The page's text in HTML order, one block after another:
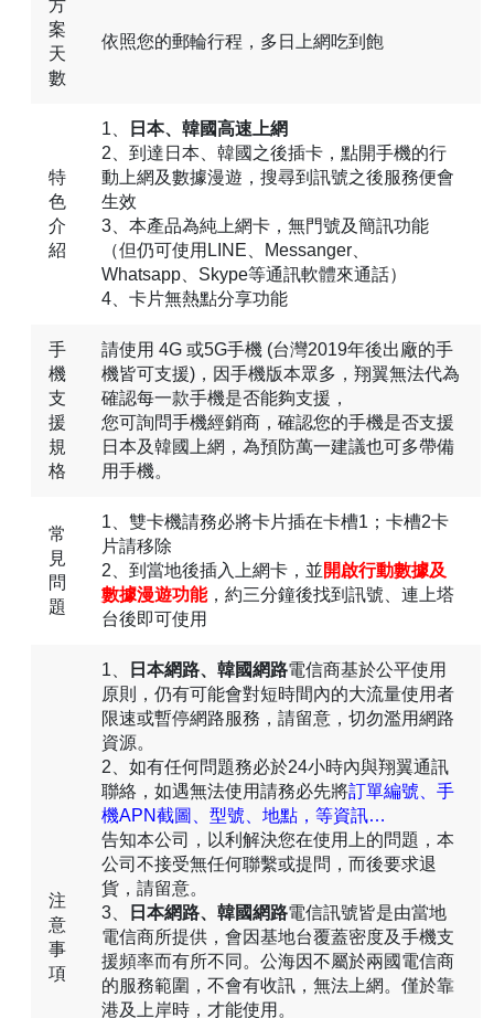
方
案
天
數
依照您的郵輪行程，多日上網吃到飽
特
色
介
紹
1、
日本、韓國高速上網
2、到達日本、韓國之後插卡，點開手機的行
動上網及數據漫遊，搜尋到訊號之後服務便會
生效
3、本產品為純上網卡，無門號及簡訊功能
（但仍可使用LINE、Messanger、
Whatsapp、Skype等通訊軟體來通話）
4、卡片無熱點分享功能
手
機
支
援
規
格
請使用 4G 或5G手機 (台灣2019年後出廠的手
機皆可支援)，因手機版本眾多，翔翼無法代為
確認每一款手機是否能夠支援，
您可詢問手機經銷商，確認您的手機是否支援
日本及韓國上網，為預防萬一建議也可多帶備
用手機。
常
見
問
題
1、雙卡機請務必將卡片插在卡槽1；卡槽2卡
片請移除
2、到當地後插入上網卡，並開啟行動數據及
數據漫遊功能，約三分鐘後找到訊號、連上塔
台後即可使用
注
意
事
項
1、 日本網路、韓國網路電信商基於公平使用
原則，仍有可能會對短時間內的大流量使用者
限速或暫停網路服務，請留意，切勿濫用網路
資源。
2、如有任何問題務必於24小時內與翔翼通訊
聯絡，如遇無法使用請務必先將訂單編號、手
機APN截圖、型號、地點，等資訊…
告知本公司，以利解決您在使用上的問題，本
公司不接受無任何聯繫或提問，而後要求退
貨，請留意。
3、
日本網路、韓國網路電信訊號皆是由當地
電信商所提供，會因基地台覆蓋密度及手機支
援頻率而有所不同。公海因不屬於兩國電信商
的服務範圍，不會有收訊，無法上網。僅於靠
港及上岸時，才能使用。